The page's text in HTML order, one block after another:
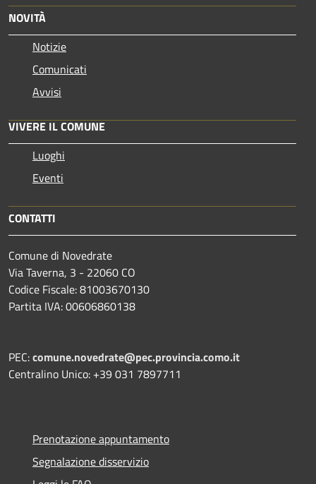
NOVITÀ
Notizie
Comunicati
Avvisi
VIVERE IL COMUNE
Luoghi
Eventi
CONTATTI
Comune di Novedrate
Via Taverna, 3 - 22060 CO
Codice Fiscale: 81003670130
Partita IVA: 00606860138
PEC:comune.novedrate@pec.provincia.como.it
Centralino Unico: +39 031 7897711
Prenotazione appuntamento
Segnalazione disservizio